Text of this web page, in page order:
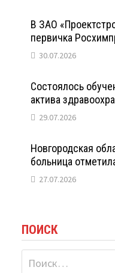
В ЗАО
первичка
30.07.2026
Состоялось
актива
29.07.2026
Новгородская
больница
27.07.2026
ПОИСК
Найти: